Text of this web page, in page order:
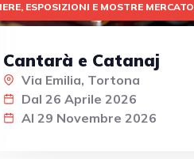
ESPOSIZIONI E MOSTRE MERCATO
Cantarà e Catanaj
Via Emilia, Tortona
Dal 26 Aprile 2026
Al 29 Novembre 2026